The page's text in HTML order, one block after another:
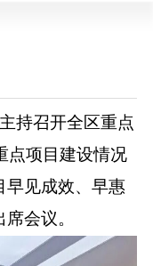
持召开全区重点
点项目建设情况
早见成效、早惠
会议。